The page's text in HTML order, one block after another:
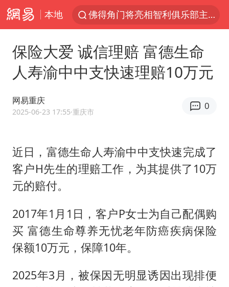
本地
佛得角门将亮相智利俱乐部主场
多地要求领导干部带头休假
法国下周开始禁止未经同意的电话营销
我国编制完成新版全月地质图
外交部发言人就广岛核爆81周年等答记者问
感觉全东北都在等7号
泰国一女公务员妆容引争议 本人回应
U17国足1分钟轰2球
80后女柜员逆袭成4200亿银行副行长
保险大爱 诚信理赔 富德生命
人寿渝中中支快速理赔10万元
网易重庆
2025-06-23 17:55·重庆市
0
近日，富德生命人寿渝中中支快速完成了
客户H先生的理赔工作，为其提供了10万
元的赔付。
2017年1月1日，客户P女士为自己配偶购
买 富德生命尊养无忧老年防癌疾病保险
保额10万元，保障10年。
2025年3月，被保因无明显诱因出现排便